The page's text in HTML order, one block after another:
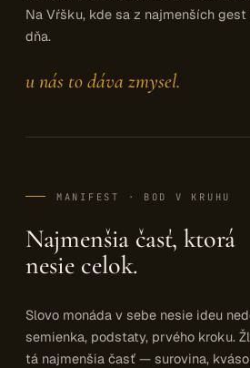
Na Vŕšku, kde sa z najmenších
dňa.
u nás to dáva zmysel.
MANIFEST · BOD V KRUHU
Najmenšia časť, ktorá
nesie celok.
Slovo monáda v sebe nesie ideu
semienka, podstaty, prvého kroku.
tá najmenšia časť — surovina,